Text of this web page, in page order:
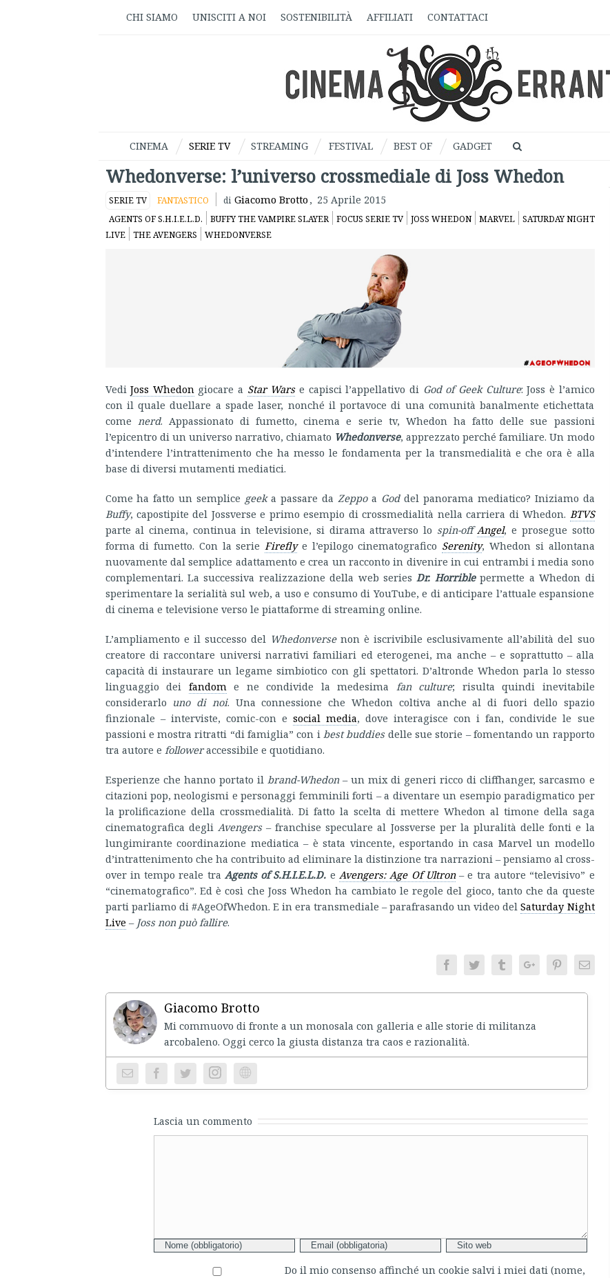
CHI SIAMO UNISCITI A NOI SOSTENIBILITÀ AFFILIATI CONTATTACI
CINEMA SERIE TV STREAMING FESTIVAL BEST OF GADGET
Whedonverse: l’universo crossmediale di Joss Whedon
SERIE TV FANTASTICO di Giacomo Brotto , 25 Aprile 2015
AGENTS OF S.H.I.E.L.D. BUFFY THE VAMPIRE SLAYER FOCUS SERIE TV JOSS WHEDON MARVEL
SATURDAY NIGHT
LIVE
THE AVENGERS WHEDONVERSE
VediJoss Whedon giocare a Star Warse capisci l’appellativo di God of Geek Culture: Joss è l’amico
con il quale duellare a spade laser, nonché il portavoce di una comunità banalmente etichettata
come nerd. Appassionato di fumetto, cinema e serie tv, Whedon ha fatto delle sue passioni
l’epicentro di un universo narrativo, chiamato Whedonverse, apprezzato perché familiare. Un modo
d’intendere l’intrattenimento che ha messo le fondamenta per la transmedialità e che ora è alla
base di diversi mutamenti mediatici.
Come ha fatto un semplice geeka passare da Zeppoa Goddel panorama mediatico? Iniziamo da
Buffy, capostipite del Jossverse e primo esempio di crossmedialità nella carriera di Whedon. BTVS
parte al cinema, continua in televisione, si dirama attraverso lo spin-off Angel, e prosegue sotto
forma di fumetto. Con la serie Fireflye l’epilogo cinematografico Serenity, Whedon si allontana
nuovamente dal semplice adattamento e crea un racconto in divenire in cui entrambi i media sono
complementari. La successiva realizzazione della web series Dr. Horriblepermette a Whedon di
sperimentare la serialità sul web, a uso e consumo di YouTube, e di anticipare l’attuale espansione
di cinema e televisione verso le piattaforme di streaming online.
L’ampliamento e il successo del Whedonversenon è iscrivibile esclusivamente all’abilità del suo
creatore di raccontare universi narrativi familiari ed eterogenei, ma anche – e soprattutto – alla
capacità di instaurare un legame simbiotico con gli spettatori. D’altronde Whedon parla lo stesso
linguaggio dei fandom e ne condivide la medesima fan culture; risulta quindi inevitabile
considerarlo uno di noi. Una connessione che Whedon coltiva anche al di fuori dello spazio
finzionale – interviste, comic-con e social media, dove interagisce con i fan, condivide le sue
passioni e mostra ritratti “di famiglia” con i best buddiesdelle sue storie – fomentando un rapporto
tra autore e followeraccessibile e quotidiano.
Esperienze che hanno portato il brand-Whedon– un mix di generi ricco di cliffhanger, sarcasmo e
citazioni pop, neologismi e personaggi femminili forti – a diventare un esempio paradigmatico per
la prolificazione della crossmedialità. Di fatto la scelta di mettere Whedon al timone della saga
cinematografica degli Avengers– franchise speculare al Jossverse per la pluralità delle fonti e la
lungimirante coordinazione mediatica – è stata vincente, esportando in casa Marvel un modello
d’intrattenimento che ha contribuito ad eliminare la distinzione tra narrazioni – pensiamo al cross-
over in tempo reale tra Agents of S.H.I.E.L.D. e Avengers: Age Of Ultron– e tra autore “televisivo” e
“cinematografico”. Ed è così che Joss Whedon ha cambiato le regole del gioco, tanto che da queste
parti parliamo di #AgeOfWhedon. E in era transmediale – parafrasando un video delSaturday Night
Live – Joss non può fallire.
FacebookTwitter TumblrGoogle+PinterestEmail
Giacomo Brotto
Mi commuovo di fronte a un monosala con galleria e alle storie di militanza
arcobaleno. Oggi cerco la giusta distanza tra caos e razionalità.
InstagramWebsite
Lascia un commento
Do il mio consenso affinché un cookie salvi i miei dati (nome,